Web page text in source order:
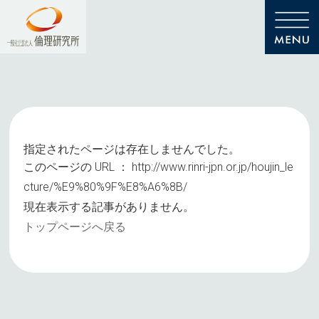
指定されたページは存在しませんでした。
このページの URL ： http://www.rinri-jpn.or.jp/houjin_le
cture/%E9%80%9F%E8%A6%8B/
現在表示する記事がありません。
トップページへ戻る